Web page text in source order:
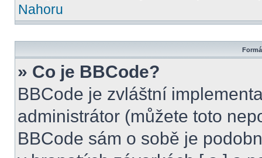
Nahoru
» Co je BBCode?
BBCode je zvláštní
administrátor (můžete toto
BBCode sám o sobě je